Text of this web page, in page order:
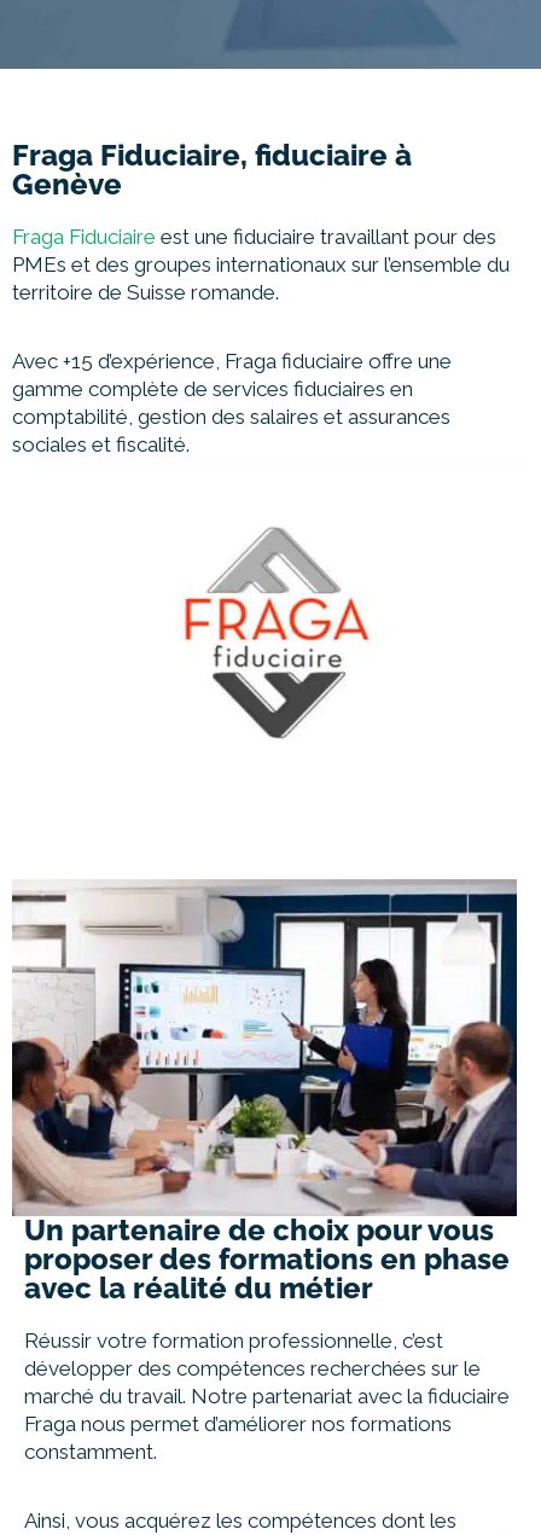
Fraga Fiduciaire, fiduciaire à
Genève
Fraga Fiduciaire est une fiduciaire travaillant pour des
PMEs et des groupes internationaux sur l’ensemble du
territoire de Suisse romande.
Avec +15 d’expérience, Fraga fiduciaire offre une
gamme complète de services fiduciaires en
comptabilité, gestion des salaires et assurances
sociales et fiscalité.
Un partenaire de choix pour vous
proposer des formations en phase
avec la réalité du métier
Réussir votre formation professionnelle, c’est
développer des compétences recherchées sur le
marché du travail. Notre partenariat avec la fiduciaire
Fraga nous permet d’améliorer nos formations
constamment.
Ainsi, vous acquérez les compétences dont les